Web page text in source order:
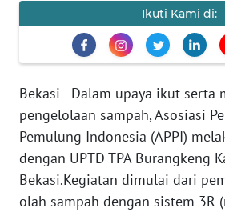
Ikuti Kami di:
Bekasi - Dalam upaya ikut serta
pengelolaan sampah, Asosiasi
Pemulung Indonesia (APPI)
dengan UPTD TPA Burangkeng
Bekasi.Kegiatan dimulai dari
olah sampah dengan sistem 3R
Informasi
INDEKS
BERITA